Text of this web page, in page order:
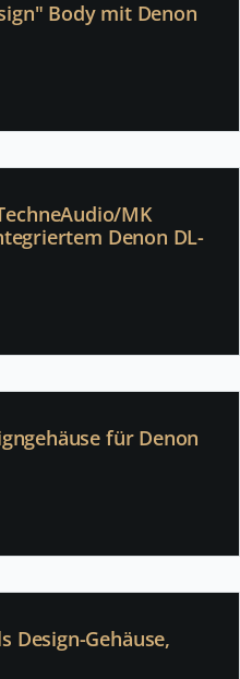
Body mit Denon
MK
Denon DL-
für Denon
Design-Gehäuse,